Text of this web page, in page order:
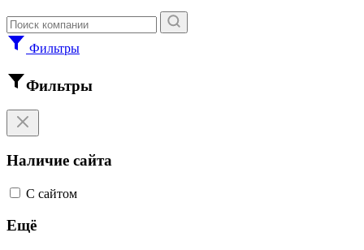
Фильтры
Фильтры
Наличие сайта
С сайтом
Ещё